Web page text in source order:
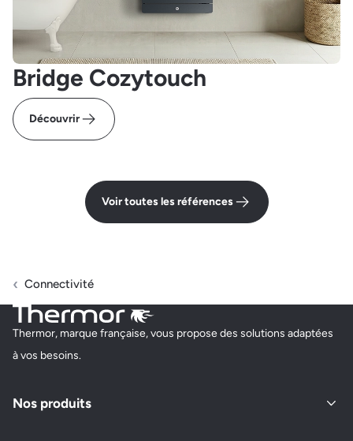
Bridge Cozytouch
Découvrir
Voir toutes les références
Connectivité
Thermor, marque française, vous propose des solutions adaptées
à vos besoins.
Nos produits